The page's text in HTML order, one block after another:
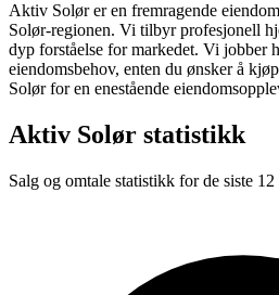
Aktiv Solør er en fremragende
Solør-regionen. Vi tilbyr profesjonell
dyp forståelse for markedet. Vi jobber
eiendomsbehov, enten du ønsker å
Solør for en enestående
Aktiv Solør statistikk
Salg og omtale statistikk for de siste 12